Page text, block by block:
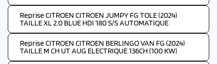
Reprise CITROEN CITROEN JUMPY FG TOLE (2024)
TAILLE XL 2.0 BLUE HDI 180 S/S AUTOMATIQUE
Reprise CITROEN CITROEN BERLINGO VAN FG (2024)
TAILLE M CH UT AUG ELECTRIQUE 136CH (100 KW)